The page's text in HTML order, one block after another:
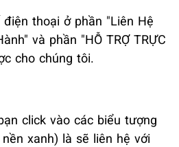
thoại ở phần "Liên Hệ
và phần "HỖ TRỢ TRỰC
cho chúng tôi.
click vào các biểu tượng
xanh) là sẽ liên hệ với